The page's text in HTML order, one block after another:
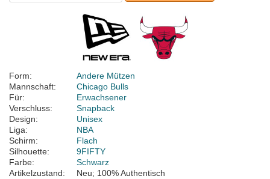
Form:
Andere Mützen
Mannschaft:
Chicago Bulls
Für:
Erwachsener
Verschluss:
Snapback
Design:
Unisex
Liga:
NBA
Schirm:
Flach
Silhouette:
9FIFTY
Farbe:
Schwarz
Artikelzustand:
Neu; 100% Authentisch